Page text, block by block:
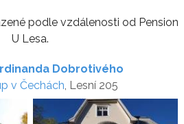
podle vzdálenosti od Pension
U Lesa.
Dobrotivého
v Čechách , Lesní 205